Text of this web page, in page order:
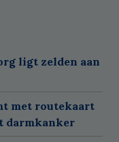
ligt zelden aan
met routekaart
darmkanker